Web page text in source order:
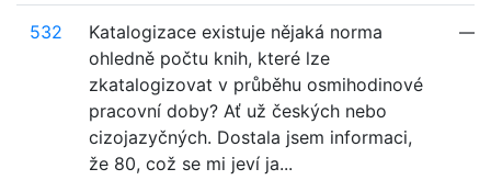
532
Katalogizace existuje nějaká norma
ohledně počtu knih, které lze
zkatalogizovat v průběhu osmihodinové
pracovní doby? Ať už českých nebo
cizojazyčných. Dostala jsem informaci,
že 80, což se mi jeví ja...
—